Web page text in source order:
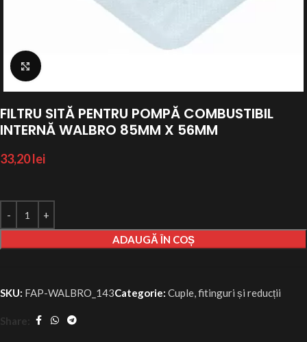
Click to enlarge
FILTRU SITĂ PENTRU POMPĂ COMBUSTIBIL
INTERNĂ WALBRO 85MM X 56MM
33,20lei
ADAUGĂ ÎN COȘ
SKU: FAP-WALBRO_143Categorie: Cuple, fitinguri și reducții ​
Share: